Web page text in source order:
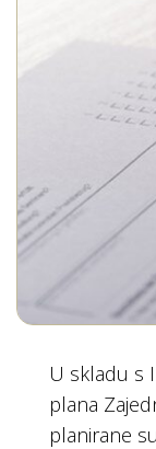
U skladu s
plana
planirane